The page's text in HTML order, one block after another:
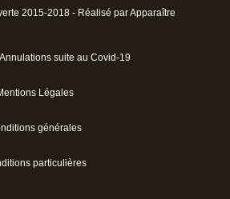
2015-2018 - Réalisé parApparaître
suite au Covid-19
Légales
générales
particulières